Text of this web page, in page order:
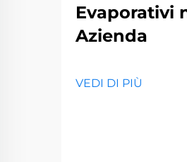
Evaporativi
Azienda
VEDI DI PIÙ